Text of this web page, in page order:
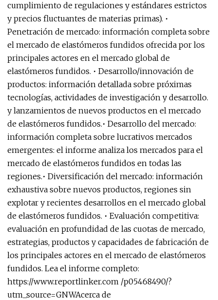
cumplimiento de regulaciones y estándares estrictos
y precios fluctuantes de materias primas). •
Penetración de mercado: información completa sobre
el mercado de elastómeros fundidos ofrecida por los
principales actores en el mercado global de
elastómeros fundidos. • Desarrollo/innovación de
productos: información detallada sobre próximas
tecnologías, actividades de investigación y desarrollo.
y lanzamientos de nuevos productos en el mercado
de elastómeros fundidos.• Desarrollo del mercado:
información completa sobre lucrativos mercados
emergentes: el informe analiza los mercados para el
mercado de elastómeros fundidos en todas las
regiones.• Diversificación del mercado: información
exhaustiva sobre nuevos productos, regiones sin
explotar y recientes desarrollos en el mercado global
de elastómeros fundidos. • Evaluación competitiva:
evaluación en profundidad de las cuotas de mercado,
estrategias, productos y capacidades de fabricación de
los principales actores en el mercado de elastómeros
fundidos. Lea el informe completo:
https://www.reportlinker.com /p05468490/?
utm_source=GNWAcerca de